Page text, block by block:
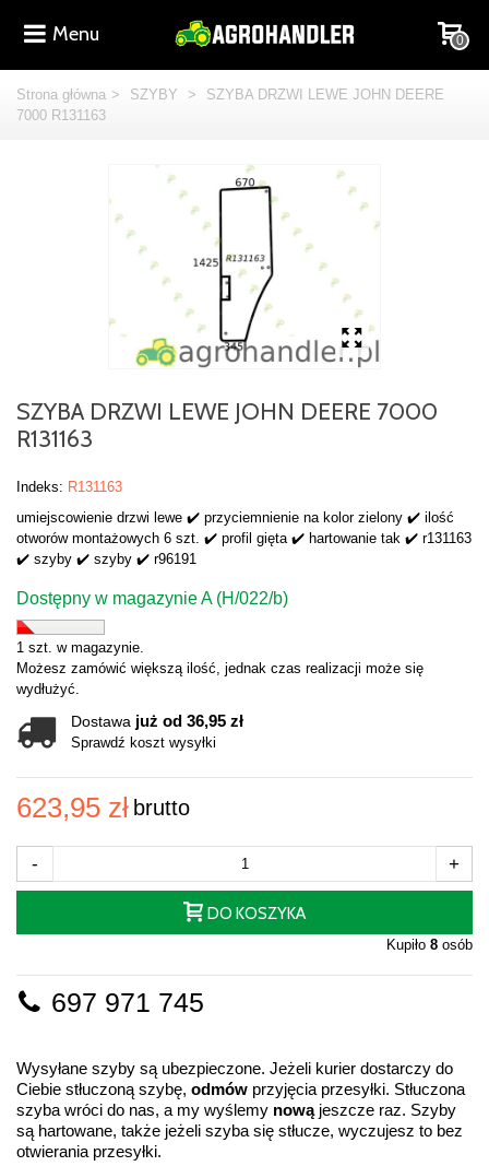
Menu 0
Strona główna > SZYBY >
SZYBA DRZWI LEWE JOHN DEERE
7000 R131163
SZYBA DRZWI LEWE JOHN DEERE 7000
R131163
Indeks: R131163
umiejscowienie drzwi lewe ✔️ przyciemnienie na kolor zielony ✔️ ilość
otworów montażowych 6 szt. ✔️ profil gięta ✔️ hartowanie tak ✔️ r131163
✔️ szyby ✔️ szyby ✔️ r96191
Dostępny w magazynie A (H/022/b)
1 szt. w magazynie.
Możesz zamówić większą ilość, jednak czas realizacji może się
wydłużyć.
Dostawa już od 36,95 zł
Sprawdź koszt wysyłki
623,95 zł brutto
- +
DO KOSZYKA
Kupiło 8 osób
697 971 745
Wysyłane szyby są ubezpieczone. Jeżeli kurier dostarczy do
Ciebie stłuczoną szybę, odmów przyjęcia przesyłki. Stłuczona
szyba wróci do nas, a my wyślemy nowąjeszcze raz. Szyby
są hartowane, także jeżeli szyba się stłucze, wyczujesz to bez
otwierania przesyłki.